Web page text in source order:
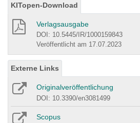
KITopen-Download
Verlagsausgabe
DOI: 10.5445/IR/1000159843
Veröffentlicht am 17.07.2023
Externe Links
Originalveröffentlichung
DOI: 10.3390/en3081499
Scopus